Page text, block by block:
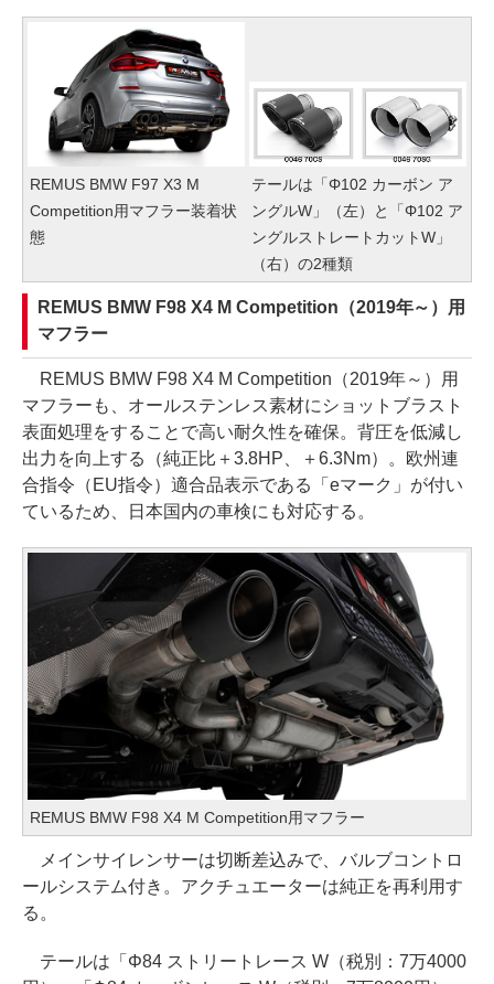
REMUS BMW F97 X3 M
Competition用マフラー装着状
態
テールは「Φ102 カーボン ア
ングルW」（左）と「Φ102 ア
ングルストレートカットW」
（右）の2種類
REMUS BMW F98 X4 M Competition（2019年～）用
マフラー
REMUS BMW F98 X4 M Competition（2019年～）用
マフラーも、オールステンレス素材にショットブラスト
表面処理をすることで高い耐久性を確保。背圧を低減し
出力を向上する（純正比＋3.8HP、＋6.3Nm）。欧州連
合指令（EU指令）適合品表示である「eマーク」が付い
ているため、日本国内の車検にも対応する。
REMUS BMW F98 X4 M Competition用マフラー
メインサイレンサーは切断差込みで、バルブコントロ
ールシステム付き。アクチュエーターは純正を再利用す
る。
テールは「Φ84 ストリートレース W（税別：7万4000